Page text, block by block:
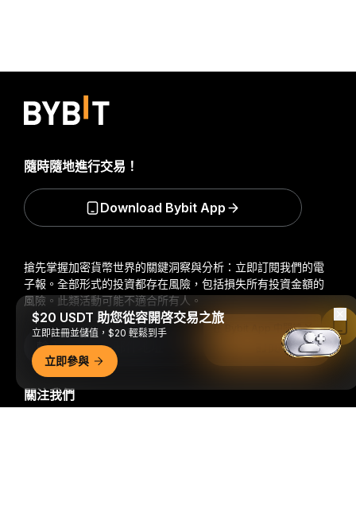
搶先掌握加密貨幣世界的關鍵洞察與分析：立即訂閱我們的電
子報。 全部形式的投資都存在風險，包括損失所有投資金額的
風險。此類活動可能不適合所有人。
關注我們
隨時隨地進行交易！
Download Bybit App
$20 USDT 助您從容開啓交易之旅
立即註冊並儲值，$20 輕鬆到手
立即參與
在 Bybit App 中閱讀